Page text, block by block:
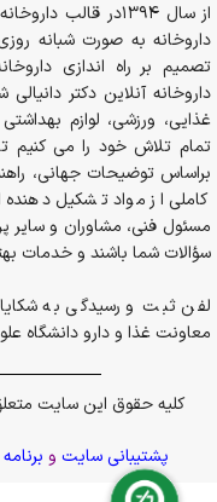
تصمیم بر راه اندازی
داروخانه آنلاین دکتر
غذایی، ورزشی، لوازم
تمام تلاش خود را می کنیم
براساس توضیحات جهانی،
کاملی از مواد تشکیل
مسئول فنی، مشاوران و سایر
سؤالات شما باشند و خدمات
لفن ثبت و رسیدگی به
معاونت غذا و دارو دانشگاه علوم پزشکی
کلیه حقوق این سایت
پشتیبانی سایت و